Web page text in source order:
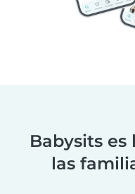
Babysits
las